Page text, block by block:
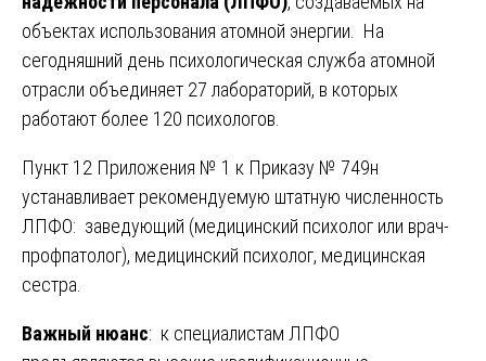
объектах использования атомной энергии. На
сегодняшний день психологическая служба атомной
отрасли объединяет 27 лабораторий, в которых
работают более 120 психологов.
Пункт 12 Приложения № 1 к Приказу № 749н
устанавливает рекомендуемую штатную численность
ЛПФО: заведующий (медицинский психолог или врач-
профпатолог), медицинский психолог, медицинская
сестра.
Важный нюанс: к специалистам ЛПФО